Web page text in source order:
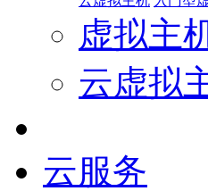
虚拟主
云虚拟
云服务